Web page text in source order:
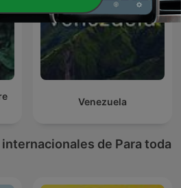
Venezuela
de Para toda